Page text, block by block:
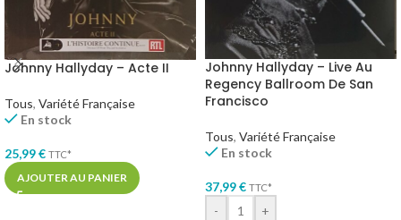
Johnny Hallyday – Acte II
Tous, Variété Française
En stock
25,99€ TTC*
AJOUTER AU PANIER
Johnny Hallyday – Live Au
Regency Ballroom De San
Francisco
Tous, Variété Française
En stock
37,99€ TTC*
- +